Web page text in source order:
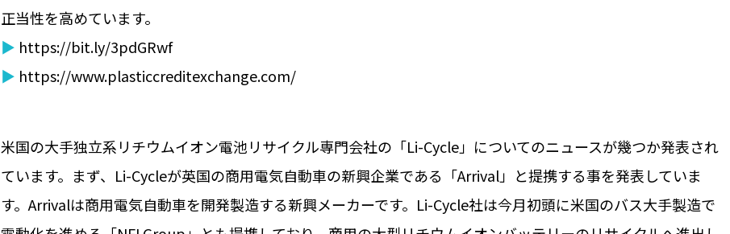
正当性を高めています。
▶ https://bit.ly/3pdGRwf
▶ https://www.plasticcreditexchange.com/
米国の大手独立系リチウムイオン電池リサイクル専門会社の「Li-Cycle」についてのニュースが幾つか発表され
ています。まず、Li-Cycleが英国の商用電気自動車の新興企業である「Arrival」と提携する事を発表していま
す。Arrivalは商用電気自動車を開発製造する新興メーカーです。Li-Cycle社は今月初頭に米国のバス大手製造で